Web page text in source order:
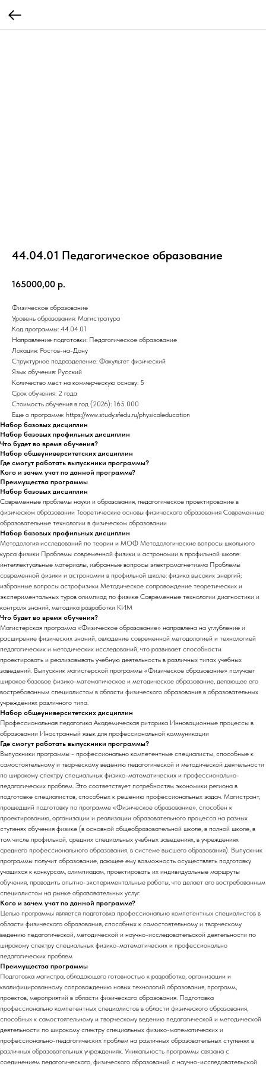
44.04.01 Педагогическое образование
165000,00 р.
Физическое образование
Уровень образования: Магистратура
Код программы: 44.04.01
Направление подготовки: Педагогическое образование
Локация: Ростов-на-Дону
Структурное подразделение: Факультет физический
Язык обучения: Русский
Количество мест на коммерческую основу: 5
Срок обучения: 2 года
Стоимость обучения в год (2026): 165 000
Еще о программе: https://www.study.sfedu.ru/physicaleducation
Набор базовых дисциплин
Набор базовых профильных дисциплин
Что будет во время обучения?
Набор общеуниверситетских дисциплин
Где смогут работать выпускники программы?
Кого и зачем учат по данной программе?
Преимущества программы
Набор базовых дисциплин
Современные проблемы науки и образования, педагогическое проектирование в
физическом образовании Теоретические основы физического образования Современные
образовательные технологии в физическом образовании
Набор базовых профильных дисциплин
Методология исследований по теории и МОФ Методологические вопросы школьного
курса физики Проблемы современной физики и астрономии в профильной школе:
интеллектуальные материалы, избранные вопросы электромагнетизма Проблемы
современной физики и астрономии в профильной школе: физика высоких энергий;
избранные вопросы астрофизики Методическое сопровождение теоретических и
экспериментальных туров олимпиад по физике Современные технологии диагностики и
контроля знаний, методика разработки КИМ
Что будет во время обучения?
Магистерская программа «Физическое образование» направлена на углубление и
расширение физических знаний, овладение современной методологией и технологией
педагогических и методических исследований, что развивает способности
проектировать и реализовывать учебную деятельность в различных типах учебных
заведений. Выпускник магистерской программы «Физическое образование» получает
широкое базовое физико-математическое и методическое образование, делающее его
востребованным специалистом в области физического образования в образовательных
учреждениях различного типа.
Набор общеуниверситетских дисциплин
Профессиональная педагогика Академическая риторика Инновационные процессы в
образовании Иностранный язык для профессиональной коммуникации
Где смогут работать выпускники программы?
Выпускники программы - профессионально компетентные специалисты, способные к
самостоятельному и творческому ведению педагогической и методической деятельности
по широкому спектру специальных физико-математических и профессионально-
педагогических проблем. Это соответствует потребностям экономики региона в
подготовке специалистов, способных к решению профессиональных задач. Магистрант,
прошедший подготовку по программе «Физическое образование», способен к
проектированию, организации и реализации образовательного процесса на разных
ступенях обучения физике (в основной общеобразовательной школе, в полной школе, в
том числе профильной, средних специальных учебных заведениях, в учреждениях
среднего профессионального образования, в системе высшего образования). Выпускник
программы получит образование, дающее ему возможность осуществлять подготовку
учащихся к конкурсам, олимпиадам, проектировать их индивидуальные маршруты
обучения, проводить опытно-экспериментальные работы, что делает его востребованным
специалистом на рынке образовательных услуг.
Кого и зачем учат по данной программе?
Целью программы является подготовка профессионально компетентных специалистов в
области физического образования, способных к самостоятельному и творческому
ведению педагогической, методической и научно-исследовательской деятельности по
широкому спектру специальных физико-математических и профессионально
педагогических проблем
Преимущества программы
Подготовка магистра, обладающего готовностью к разработке, организации и
квалифицированному сопровождению новых технологий образования, программ,
проектов, мероприятий в области физического образования. Подготовка
профессионально компетентных специалистов в области физического образования,
способных к самостоятельному и творческому ведению педагогической и методической
деятельности по широкому спектру специальных физико-математических и
профессионально-педагогических проблем на различных образовательных ступенях в
различных образовательных учреждениях. Уникальность программы связана с
соединением педагогического, физического образований с научно-исследовательской